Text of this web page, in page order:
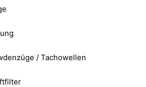
/ Tachowellen